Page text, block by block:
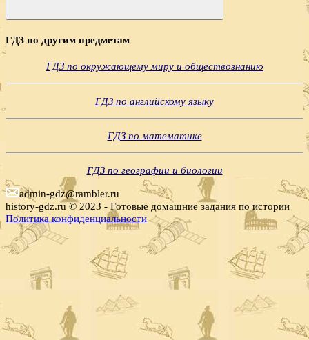
Поиск
ГДЗ по другим предметам
ГДЗ по окружающему миру и обществознанию
ГДЗ по английскому языку
ГДЗ по математике
ГДЗ по географии и биологии
admin-gdz@rambler.ru
history-gdz.ru © 2023 - Готовые домашние задания по истории
Политика конфиденциальности